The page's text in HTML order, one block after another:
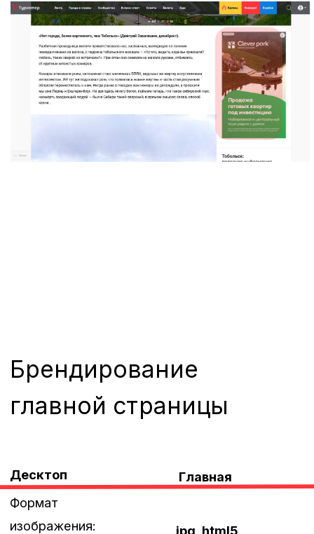
пример размеров
1 000 000
нет
до 1000 Kb
Вес файла:
Текст:
Объем инвентаря
(показов в месяц)
Материалы необходимо предоставить
минимумза 2 днядо начала размещения
Брендирование
Мобайл